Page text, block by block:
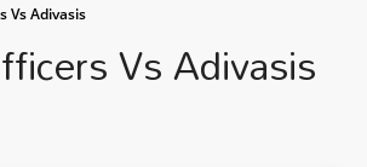
Vs Adivasis
Vs Adivasis